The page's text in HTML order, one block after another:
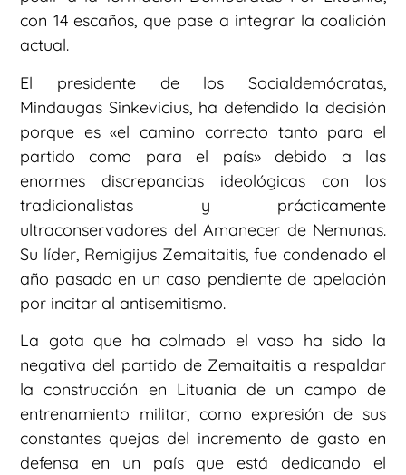
con 14 escaños, que pase a integrar la coalición
actual.
El presidente de los Socialdemócratas,
Mindaugas Sinkevicius, ha defendido la decisión
porque es «el camino correcto tanto para el
partido como para el país» debido a las
enormes discrepancias ideológicas con los
tradicionalistas y prácticamente
ultraconservadores del Amanecer de Nemunas.
Su líder, Remigijus Zemaitaitis, fue condenado el
año pasado en un caso pendiente de apelación
por incitar al antisemitismo.
La gota que ha colmado el vaso ha sido la
negativa del partido de Zemaitaitis a respaldar
la construcción en Lituania de un campo de
entrenamiento militar, como expresión de sus
constantes quejas del incremento de gasto en
defensa en un país que está dedicando el